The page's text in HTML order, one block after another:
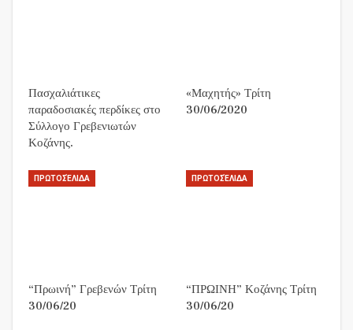
Πασχαλιάτικες
παραδοσιακές περδίκες στο
Σύλλογο Γρεβενιωτών
Κοζάνης.
«Μαχητής» Τρίτη
30/06/2020
ΠΡΩΤΟΣΈΛΙΔΑ
“Πρωινή” Γρεβενών Τρίτη
30/06/20
ΠΡΩΤΟΣΈΛΙΔΑ
“ΠΡΩΙΝΗ” Κοζάνης Τρίτη
30/06/20